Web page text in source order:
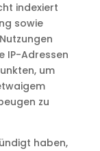
indexiert
sowie
IP-Adressen
um
zu
haben,